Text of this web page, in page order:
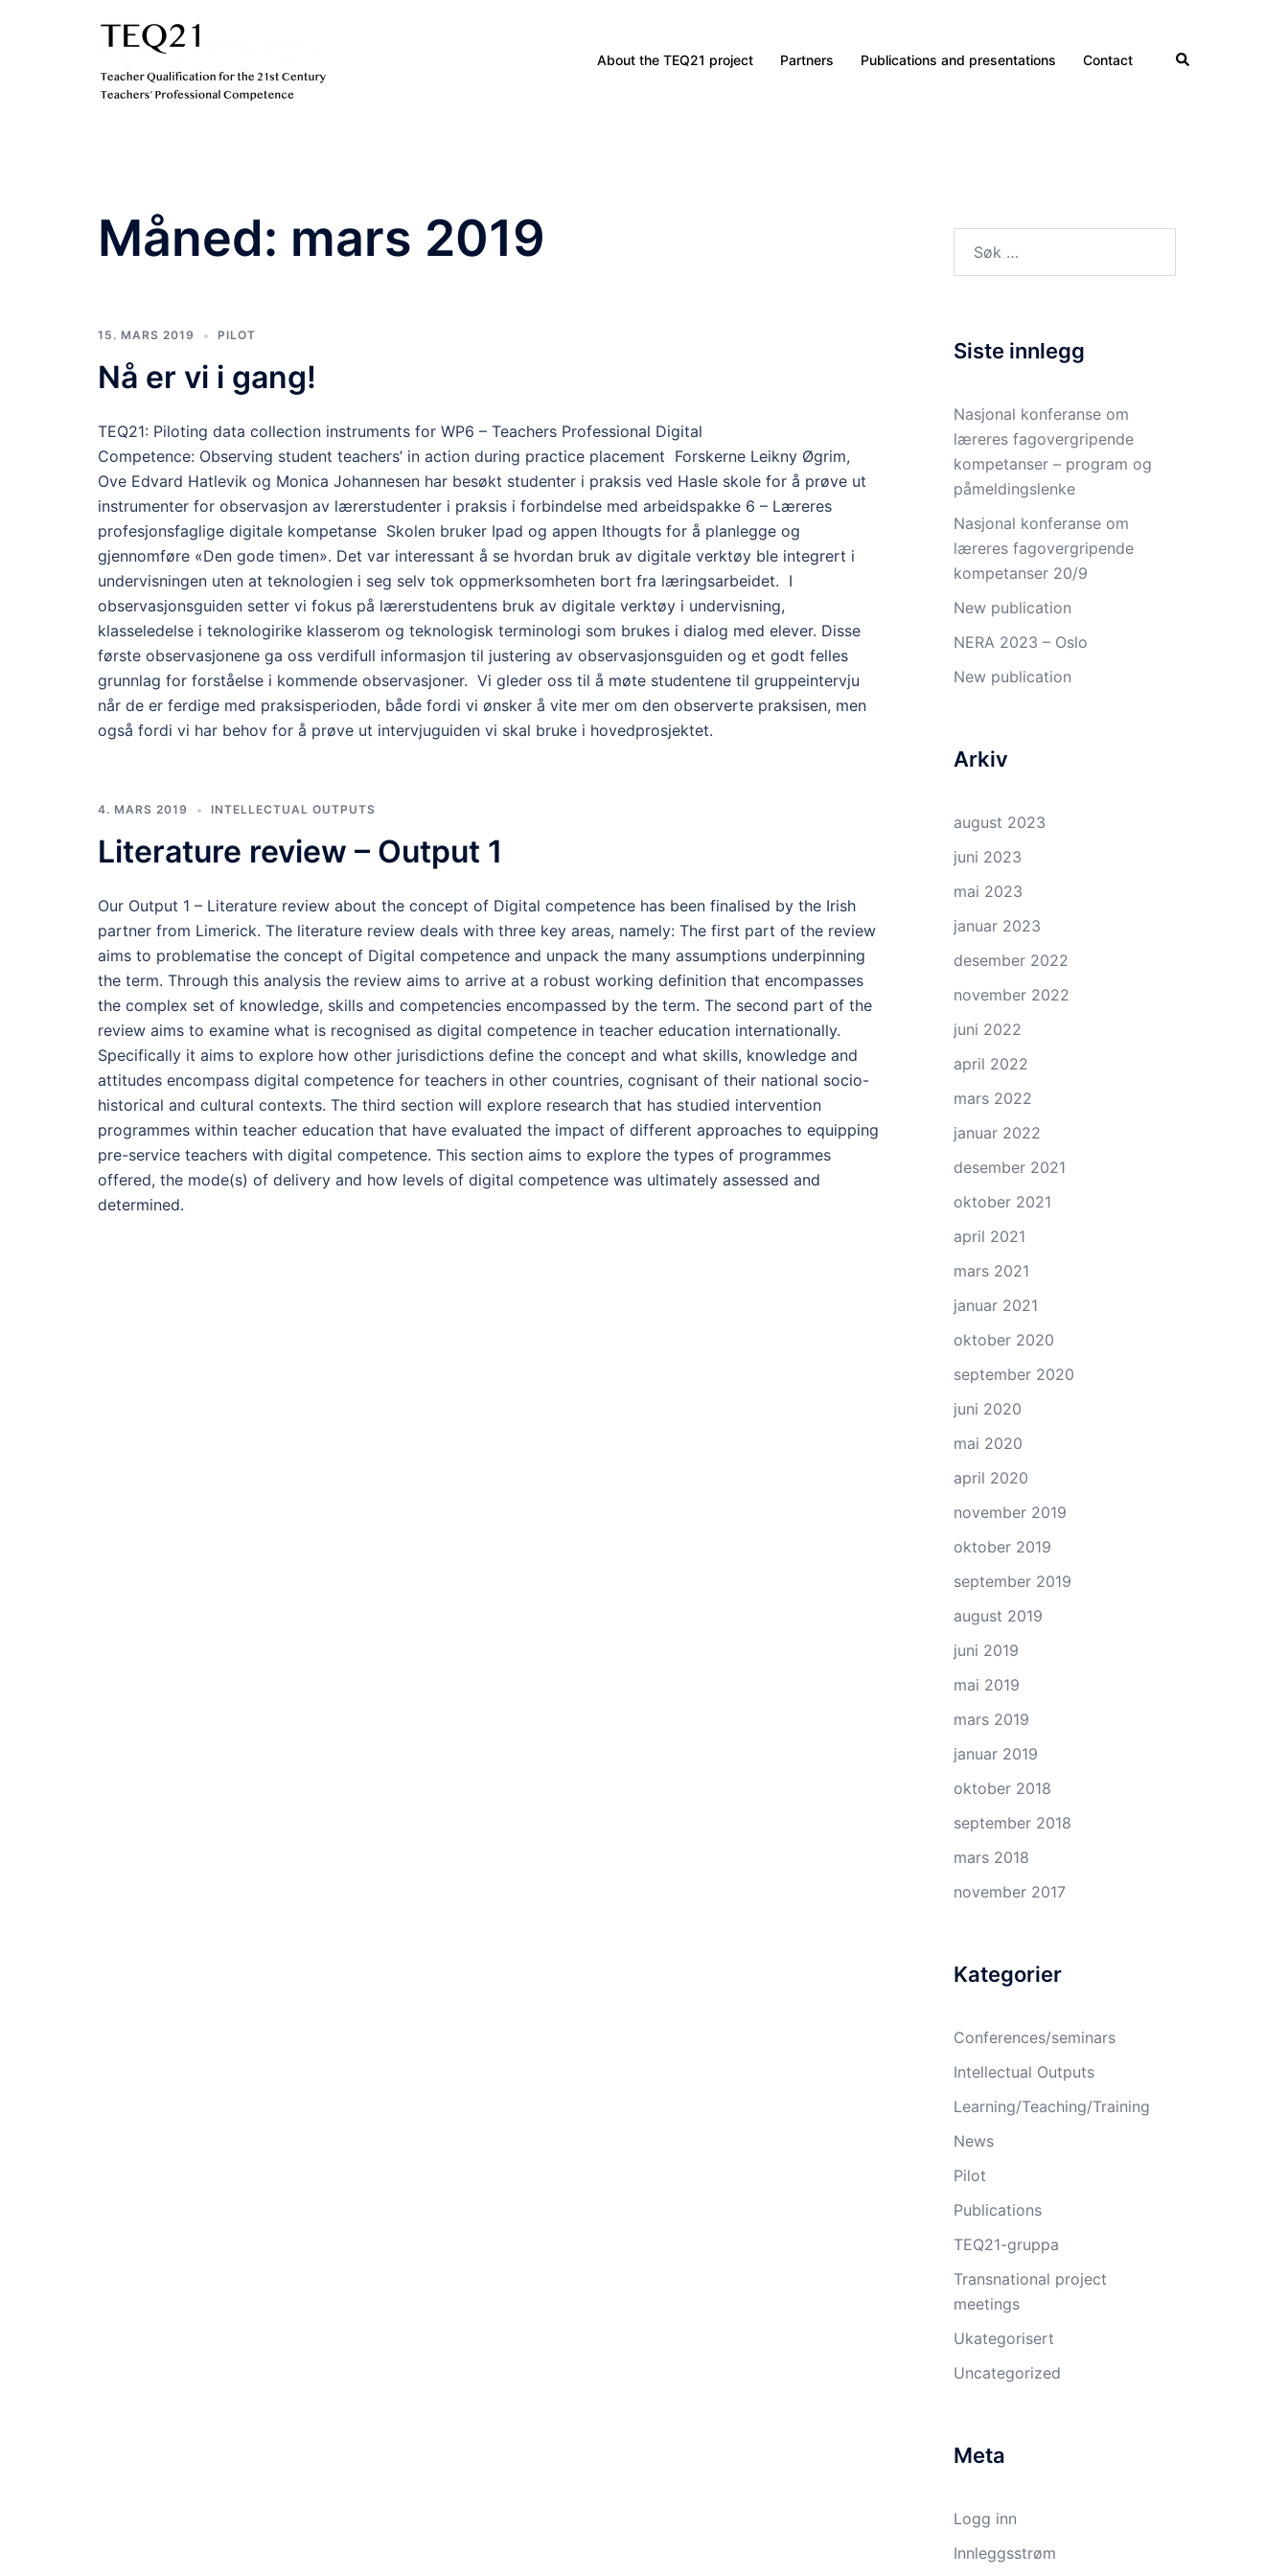
About the TEQ21 project Partners Publications and presentations Contact Search
Måned: mars 2019
15. MARS 2019 PILOT
Nå er vi i gang!
TEQ21: Piloting data collection instruments for WP6 – Teachers Professional Digital
Competence: Observing student teachers’ in action during practice placement Forskerne Leikny Øgrim,
Ove Edvard Hatlevik og Monica Johannesen har besøkt studenter i praksis ved Hasle skole for å prøve ut
instrumenter for observasjon av lærerstudenter i praksis i forbindelse med arbeidspakke 6 – Læreres
profesjonsfaglige digitale kompetanse Skolen bruker Ipad og appen Ithougts for å planlegge og
gjennomføre «Den gode timen». Det var interessant å se hvordan bruk av digitale verktøy ble integrert i
undervisningen uten at teknologien i seg selv tok oppmerksomheten bort fra læringsarbeidet. I
observasjonsguiden setter vi fokus på lærerstudentens bruk av digitale verktøy i undervisning,
klasseledelse i teknologirike klasserom og teknologisk terminologi som brukes i dialog med elever. Disse
første observasjonene ga oss verdifull informasjon til justering av observasjonsguiden og et godt felles
grunnlag for forståelse i kommende observasjoner. Vi gleder oss til å møte studentene til gruppeintervju
når de er ferdige med praksisperioden, både fordi vi ønsker å vite mer om den observerte praksisen, men
også fordi vi har behov for å prøve ut intervjuguiden vi skal bruke i hovedprosjektet.
4. MARS 2019 INTELLECTUAL OUTPUTS
Literature review – Output 1
Our Output 1 – Literature review about the concept of Digital competence has been finalised by the Irish
partner from Limerick. The literature review deals with three key areas, namely: The first part of the review
aims to problematise the concept of Digital competence and unpack the many assumptions underpinning
the term. Through this analysis the review aims to arrive at a robust working definition that encompasses
the complex set of knowledge, skills and competencies encompassed by the term. The second part of the
review aims to examine what is recognised as digital competence in teacher education internationally.
Specifically it aims to explore how other jurisdictions define the concept and what skills, knowledge and
attitudes encompass digital competence for teachers in other countries, cognisant of their national socio-
historical and cultural contexts. The third section will explore research that has studied intervention
programmes within teacher education that have evaluated the impact of different approaches to equipping
pre-service teachers with digital competence. This section aims to explore the types of programmes
offered, the mode(s) of delivery and how levels of digital competence was ultimately assessed and
determined.
Siste innlegg
Nasjonal konferanse om
læreres fagovergripende
kompetanser – program og
påmeldingslenke
Nasjonal konferanse om
læreres fagovergripende
kompetanser 20/9
New publication
NERA 2023 – Oslo
New publication
Arkiv
august 2023
juni 2023
mai 2023
januar 2023
desember 2022
november 2022
juni 2022
april 2022
mars 2022
januar 2022
desember 2021
oktober 2021
april 2021
mars 2021
januar 2021
oktober 2020
september 2020
juni 2020
mai 2020
april 2020
november 2019
oktober 2019
september 2019
august 2019
juni 2019
mai 2019
mars 2019
januar 2019
oktober 2018
september 2018
mars 2018
november 2017
Kategorier
Conferences/seminars
Intellectual Outputs
Learning/Teaching/Training
News
Pilot
Publications
TEQ21-gruppa
Transnational project
meetings
Ukategorisert
Uncategorized
Meta
Logg inn
Innleggsstrøm